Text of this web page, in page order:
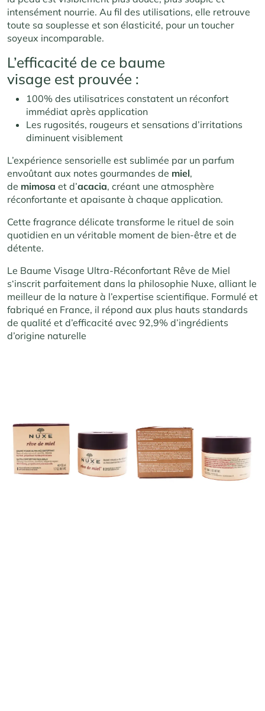
intensément nourrie. Au fil des utilisations, elle retrouve
toute sa souplesse et son élasticité, pour un toucher
soyeux incomparable.
L’efficacité de ce baume
visage est prouvée :
100% des utilisatrices constatent un réconfort
immédiat après application
Les rugosités, rougeurs et sensations d’irritations
diminuent visiblement
L’expérience sensorielle est sublimée par un parfum
envoûtant aux notes gourmandes de miel,
de mimosa et d’acacia, créant une atmosphère
réconfortante et apaisante à chaque application.
Cette fragrance délicate transforme le rituel de soin
quotidien en un véritable moment de bien-être et de
détente.
Le Baume Visage Ultra-Réconfortant Rêve de Miel
s‘inscrit parfaitement dans la philosophie Nuxe, alliant le
meilleur de la nature à l’expertise scientifique. Formulé et
fabriqué en France, il répond aux plus hauts standards
de qualité et d’efficacité avec 92,9% d’ingrédients
d’origine naturelle